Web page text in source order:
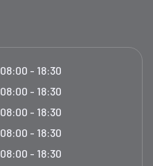
08:00 - 18:30
08:00 - 18:30
08:00 - 18:30
08:00 - 18:30
08:00 - 18:30